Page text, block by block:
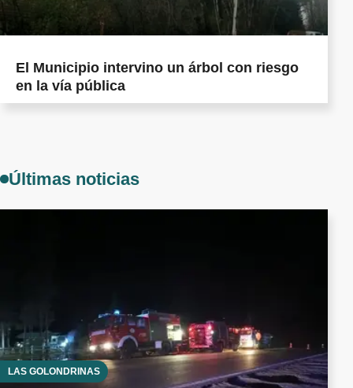
El Municipio intervino un árbol con riesgo
en la vía pública
Últimas noticias
LAS GOLONDRINAS